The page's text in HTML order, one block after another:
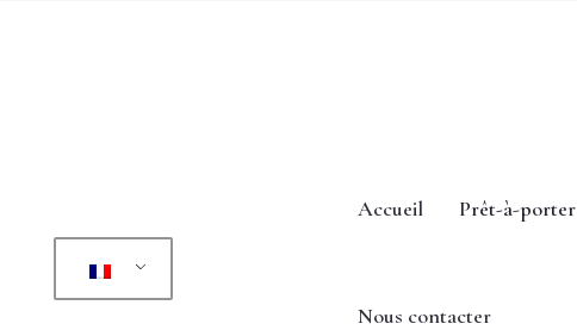
Accueil Prêt-à-porter
Nous contacter